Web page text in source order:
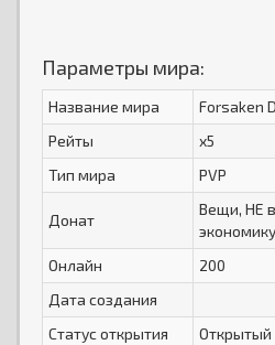
Параметры мира:
Название мира
Forsaken
Рейты
x5
Тип мира
PVP
Донат
Вещи, НЕ
экономику
Онлайн
200
Дата создания
Статус открытия
Открытый